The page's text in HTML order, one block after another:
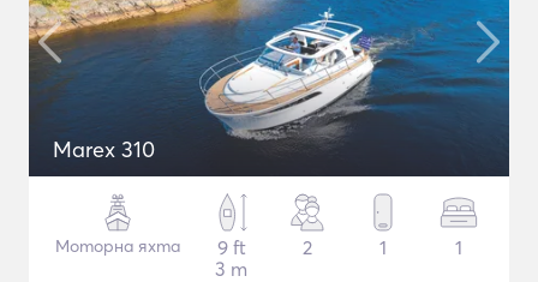
Marex 310
Моторна яхта
9 ft
3 m
2 1 1